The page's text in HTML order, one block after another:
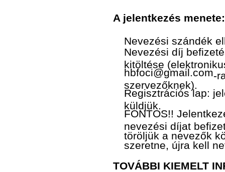
A jelentkezés menete:
Nevezési szándék
Nevezési díj
kitöltése
hbfoci@gmail.com -
szervezőknek).
Regisztrációs lap:
küldjük.
FONTOS!!
nevezési díjat
töröljük a nevezők
szeretne, újra kell
TOVÁBBI KIEMELT